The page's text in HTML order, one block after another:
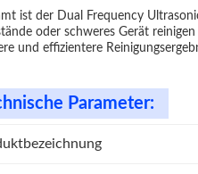
ist der Dual Frequency
oder schweres Gerät
und effizientere
Parameter: